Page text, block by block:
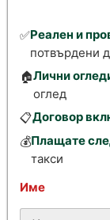
✅Реален и
потвърдени
🏠Лични
оглед
📋Договор
💰Плащате
такси
Име